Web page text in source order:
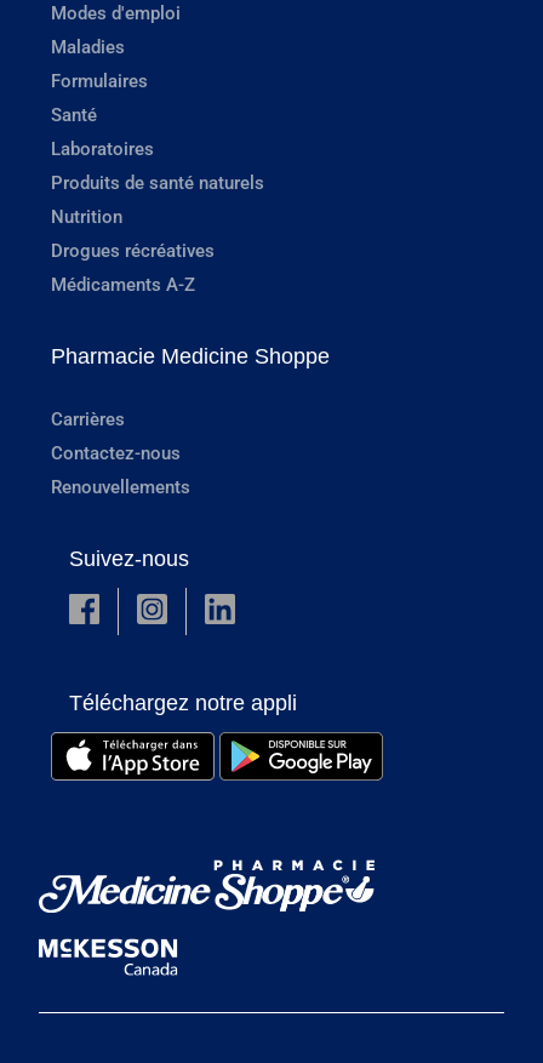
Modes d'emploi
Maladies
Formulaires
Santé
Laboratoires
Produits de santé naturels
Nutrition
Drogues récréatives
Médicaments A-Z
Pharmacie Medicine Shoppe
Carrières
Contactez-nous
Renouvellements
Suivez-nous
Téléchargez notre appli